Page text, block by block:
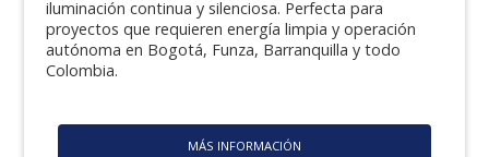
iluminación continua y silenciosa. Perfecta para
proyectos que requieren energía limpia y operación
autónoma en Bogotá, Funza, Barranquilla y todo
Colombia.
MÁS INFORMACIÓN